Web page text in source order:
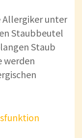
Allergiker unter
Staubbeutel
Staub
werden